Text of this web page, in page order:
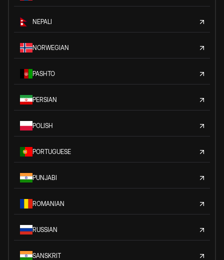
NEPALI
NORWEGIAN
PASHTO
PERSIAN
POLISH
PORTUGUESE
PUNJABI
ROMANIAN
RUSSIAN
SANSKRIT